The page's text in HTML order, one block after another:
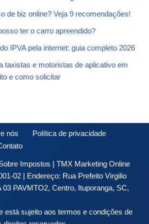
de biz online? Veja 9 recomendações!
ter o carro apreendido?
IPVA pela internet: guia completo 2026
taxistas e motoristas de aplicativo em
e como solicitar
nós
Política de privacidade
Impostos | TMX Marketing Online
02 | Endereço: Rua Prefeito Virgilio
03 PAVMTO2, Centro, Ituporanga, SC,
está sujeito aos termos e condições de